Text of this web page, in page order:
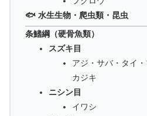
🐟 水生生物・爬虫類・昆虫
条鰭綱（硬骨魚類）
スズキ目
アジ・サバ・タイ
カジキ
ニシン目
イワシ